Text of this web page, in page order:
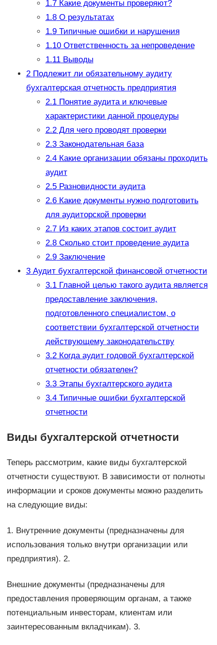
1.7Какие документы проверяют?
1.8О результатах
1.9Типичные ошибки и нарушения
1.10Ответственность за непроведение
1.11Выводы
2Подлежит ли обязательному аудиту
бухгалтерская отчетность предприятия
2.1Понятие аудита и ключевые
характеристики данной процедуры
2.2Для чего проводят проверки
2.3Законодательная база
2.4Какие организации обязаны проходить
аудит
2.5Разновидности аудита
2.6Какие документы нужно подготовить
для аудиторской проверки
2.7Из каких этапов состоит аудит
2.8Сколько стоит проведение аудита
2.9Заключение
3Аудит бухгалтерской финансовой отчетности
3.1Главной целью такого аудита является
предоставление заключения,
подготовленного специалистом, о
соответствии бухгалтерской отчетности
действующему законодательству
3.2Когда аудит годовой бухгалтерской
отчетности обязателен?
3.3Этапы бухгалтерского аудита
3.4Типичные ошибки бухгалтерской
отчетности
Виды бухгалтерской отчетности
Теперь рассмотрим, какие виды бухгалтерской
отчетности существуют. В зависимости от полноты
информации и сроков документы можно разделить
на следующие виды:
1. Внутренние документы (предназначены для
использования только внутри организации или
предприятия). 2.
Внешние документы (предназначены для
предоставления проверяющим органам, а также
потенциальным инвесторам, клиентам или
заинтересованным вкладчикам). 3.